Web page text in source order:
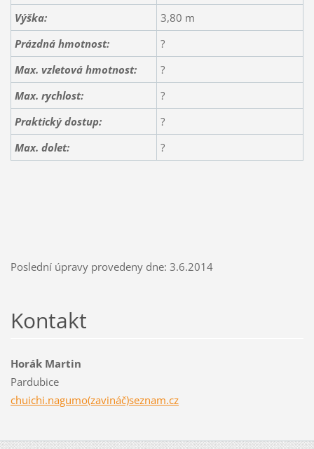
Výška:
3,80 m
Prázdná hmotnost:
?
Max. vzletová hmotnost:
?
Max. rychlost:
?
Praktický dostup:
?
Max. dolet:
?
Poslední úpravy provedeny dne: 3.6.2014
Kontakt
Horák Martin
Pardubice
chuichi.nagumo(zavináč)seznam.cz